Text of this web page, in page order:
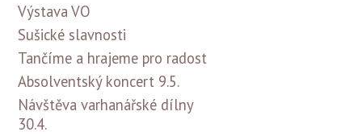
Výstava VO
Sušické slavnosti
Tančíme a hrajeme pro radost
Absolventský koncert 9.5.
Návštěva varhanářské dílny
30.4.